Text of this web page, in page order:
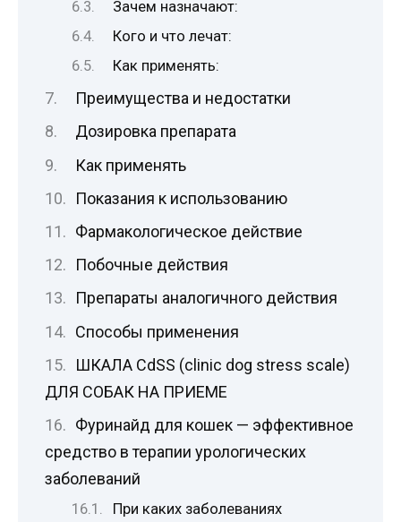
Зачем назначают:
Кого и что лечат:
Как применять:
Преимущества и недостатки
Дозировка препарата
Как применять
Показания к использованию
Фармакологическое действие
Побочные действия
Препараты аналогичного действия
Способы применения
ШКАЛА CdSS (сlinic dog stress scale)
ДЛЯ СОБАК НА ПРИЕМЕ
Фуринайд для кошек — эффективное
средство в терапии урологических
заболеваний
При каких заболеваниях